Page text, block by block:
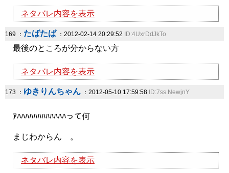
ネタバレ内容を表示
169 ： たばたば ：2012-02-14 20:29:52 ID:4UxrDdJkTo
最後のところが分からない方
ネタバレ内容を表示
173 ： ゆきりんちゃん ：2012-05-10 17:59:58 ID:7ss.NewjnY
ｱﾊﾊﾊﾊﾊﾊﾊﾊﾊﾊﾊﾊって何
まじわからん 。
ネタバレ内容を表示